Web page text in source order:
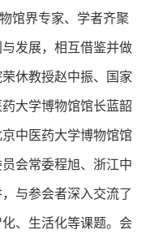
馆界专家、学者齐聚
发展，相互借鉴并做
休教授赵中振、国家
大学博物馆馆长蓝韶
中医药大学博物馆馆
会常委程旭、浙江中
与参会者深入交流了
、生活化等课题。会